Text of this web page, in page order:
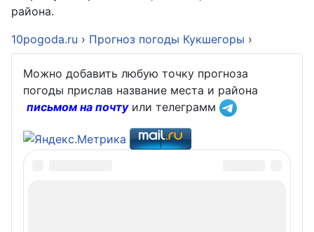
района.
10pogoda.ru › Прогноз погоды Кукшегоры ›
Можно добавить любую точку прогноза
погоды прислав название места и района
письмом на почтуили телеграмм